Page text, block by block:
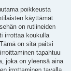
poikkeusta
käyttämät
on rutiineiden
irrottaa koukulla
on sitä paitsi
tapahtuu
joka on yleensä aina